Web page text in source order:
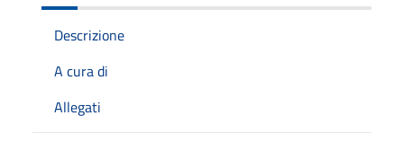
Descrizione
A cura di
Allegati